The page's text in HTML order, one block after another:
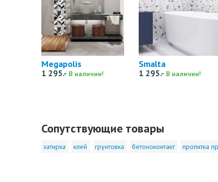
Megapolis
1 295.- В наличии!
Smalta
1 295.- В наличии!
Сопутствующие товары
затирка клей грунтовка бетоноконтакт пропитка